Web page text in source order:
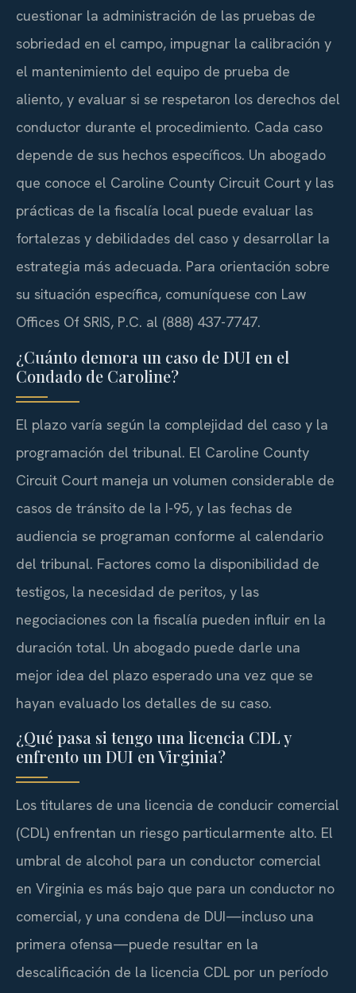
cuestionar la administración de las pruebas de
sobriedad en el campo, impugnar la calibración y
el mantenimiento del equipo de prueba de
aliento, y evaluar si se respetaron los derechos del
conductor durante el procedimiento. Cada caso
depende de sus hechos específicos. Un abogado
que conoce el Caroline County Circuit Court y las
prácticas de la fiscalía local puede evaluar las
fortalezas y debilidades del caso y desarrollar la
estrategia más adecuada. Para orientación sobre
su situación específica, comuníquese con Law
Offices Of SRIS, P.C. al (888) 437-7747.
¿Cuánto demora un caso de DUI en el
Condado de Caroline?
El plazo varía según la complejidad del caso y la
programación del tribunal. El Caroline County
Circuit Court maneja un volumen considerable de
casos de tránsito de la I-95, y las fechas de
audiencia se programan conforme al calendario
del tribunal. Factores como la disponibilidad de
testigos, la necesidad de peritos, y las
negociaciones con la fiscalía pueden influir en la
duración total. Un abogado puede darle una
mejor idea del plazo esperado una vez que se
hayan evaluado los detalles de su caso.
¿Qué pasa si tengo una licencia CDL y
enfrento un DUI en Virginia?
Los titulares de una licencia de conducir comercial
(CDL) enfrentan un riesgo particularmente alto. El
umbral de alcohol para un conductor comercial
en Virginia es más bajo que para un conductor no
comercial, y una condena de DUI—incluso una
primera ofensa—puede resultar en la
descalificación de la licencia CDL por un período